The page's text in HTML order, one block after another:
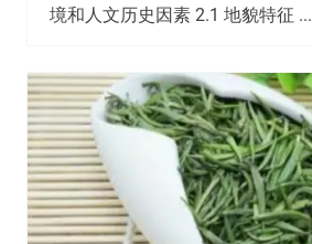
境和人文历史因素 2.1 地貌特征 ...